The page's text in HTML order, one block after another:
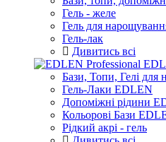
Гель - желе
Гель для
Гель-лак
Дивитись всі
Бази, Топи, Гелі
Гель-Лаки EDLEN
Допоміжні рідини
Кольорові Бази
Рідкий акрі - гель